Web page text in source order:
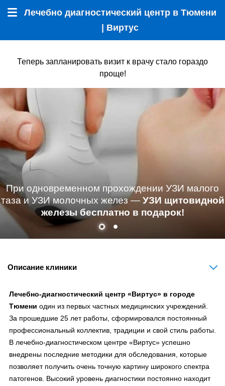
Лечебно диагностический центр в Тюмени
| Виртус
Теперь запланировать визит к врачу стало гораздо
проще!
При одновременном прохождении УЗИ малого
таза и УЗИ молочных желез — УЗИ щитовидной
железы бесплатно в подарок!
Описание клиники
Лечебно-диагностический центр «Виртус» в городе
Тюмени один из первых частных медицинских учреждений.
За прошедшие 25 лет работы, сформировался постоянный
профессиональный коллектив, традиции и свой стиль работы.
В лечебно-диагностическом центре «Виртус» успешно
внедрены последние методики для обследования, которые
позволяет получить очень точную картину широкого спектра
патогенов. Высокий уровень диагностики постоянно находит